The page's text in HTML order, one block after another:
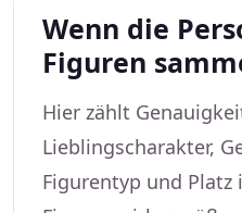
Wenn die
Figuren
Hier zählt
Lieblingscharakter,
Figurentyp und Platz